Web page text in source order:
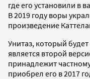
где его установили в
В 2019 году воры
произведение
Унитаз, который
является второй
принадлежит
приобрел его в 2017